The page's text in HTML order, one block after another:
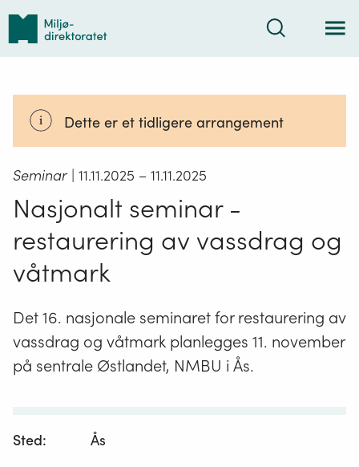
Tilbake
forsiden
Søk
Dette er et tidligere arrangement
Seminar | 11.11.2025 – 11.11.2025
Nasjonalt seminar -
restaurering av vassdrag og
våtmark
Det 16. nasjonale seminaret for restaurering av
vassdrag og våtmark planlegges 11. november
på sentrale Østlandet, NMBU i Ås.
Sted:
Ås